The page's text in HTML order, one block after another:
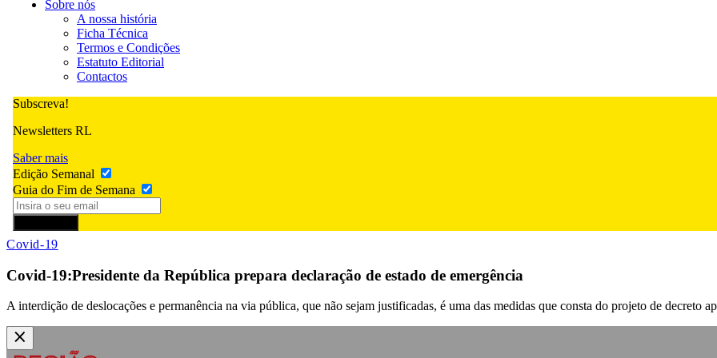
Sobre nós
A nossa história
Ficha Técnica
Termos e Condições
Estatuto Editorial
Contactos
Subscreva!
Newsletters RL
Saber mais
Edição Semanal
Guia do Fim de Semana
Covid-19
Covid-19:Presidente da República prepara declaração de estado de emergência
A interdição de deslocações e permanência na via pública, que não sejam justificadas, é uma das medidas que consta do projeto de decreto